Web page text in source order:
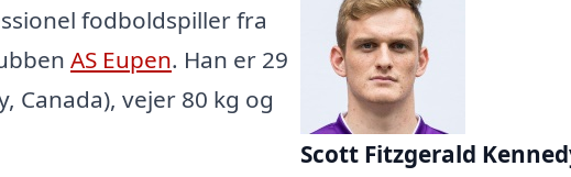
fodboldspiller fra
AS Eupen. Han er 29
Canada), vejer 80 kg og
Scott Fitzgerald